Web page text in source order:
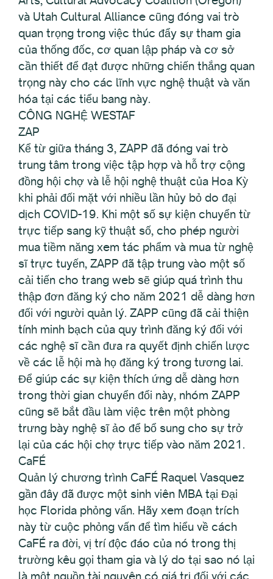
và Utah Cultural Alliance cũng đóng vai trò
quan trọng trong việc thúc đẩy sự tham gia
của thống đốc, cơ quan lập pháp và cơ sở
cần thiết để đạt được những chiến thắng quan
trọng này cho các lĩnh vực nghệ thuật và văn
hóa tại các tiểu bang này.
CÔNG NGHỆ WESTAF
ZAP
Kể từ giữa tháng 3, ZAPP đã đóng vai trò
trung tâm trong việc tập hợp và hỗ trợ cộng
đồng hội chợ và lễ hội nghệ thuật của Hoa Kỳ
khi phải đối mặt với nhiều lần hủy bỏ do đại
dịch COVID-19. Khi một số sự kiện chuyển từ
trực tiếp sang kỹ thuật số, cho phép người
mua tiềm năng xem tác phẩm và mua từ nghệ
sĩ trực tuyến, ZAPP đã tập trung vào một số
cải tiến cho trang web sẽ giúp quá trình thu
thập đơn đăng ký cho năm 2021 dễ dàng hơn
đối với người quản lý. ZAPP cũng đã cải thiện
tính minh bạch của quy trình đăng ký đối với
các nghệ sĩ cần đưa ra quyết định chiến lược
về các lễ hội mà họ đăng ký trong tương lai.
Để giúp các sự kiện thích ứng dễ dàng hơn
trong thời gian chuyển đổi này, nhóm ZAPP
cũng sẽ bắt đầu làm việc trên một phòng
trưng bày nghệ sĩ ảo để bổ sung cho sự trở
lại của các hội chợ trực tiếp vào năm 2021.
CaFÉ
Quản lý chương trình CaFÉ Raquel Vasquez
gần đây đã được một sinh viên MBA tại Đại
học Florida phỏng vấn. Hãy xem đoạn trích
này từ cuộc phỏng vấn để tìm hiểu về cách
CaFÉ ra đời, vị trí độc đáo của nó trong thị
trường kêu gọi tham gia và lý do tại sao nó lại